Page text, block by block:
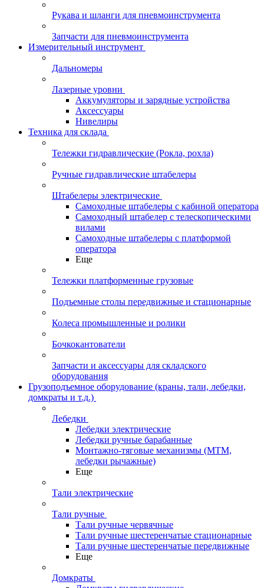
Рукава и шланги для пневмоинструмента
Запчасти для пневмоинструмента
Измерительный инструмент
Дальномеры
Лазерные уровни
Аккумуляторы и зарядные устройства
Аксессуары
Нивелиры
Техника для склада
Тележки гидравлические (Рокла, рохла)
Ручные гидравлические штабелеры
Штабелеры электрические
Самоходные штабелеры с кабиной оператора
Самоходный штабелер с телескопическими
вилами
Самоходные штабелеры с платформой
оператора
Еще
Тележки платформенные грузовые
Подъемные столы передвижные и стационарные
Колеса промышленные и ролики
Бочкокантователи
Запчасти и аксессуары для складского
оборудования
Грузоподъемное оборудование (краны, тали, лебедки,
домкраты и т.д.)
Лебедки
Лебедки электрические
Лебедки ручные барабанные
Монтажно-тяговые механизмы (МТМ,
лебедки рычажные)
Еще
Тали электрические
Тали ручные
Тали ручные червячные
Тали ручные шестеренчатые стационарные
Тали ручные шестеренчатые передвижные
Еще
Домкраты